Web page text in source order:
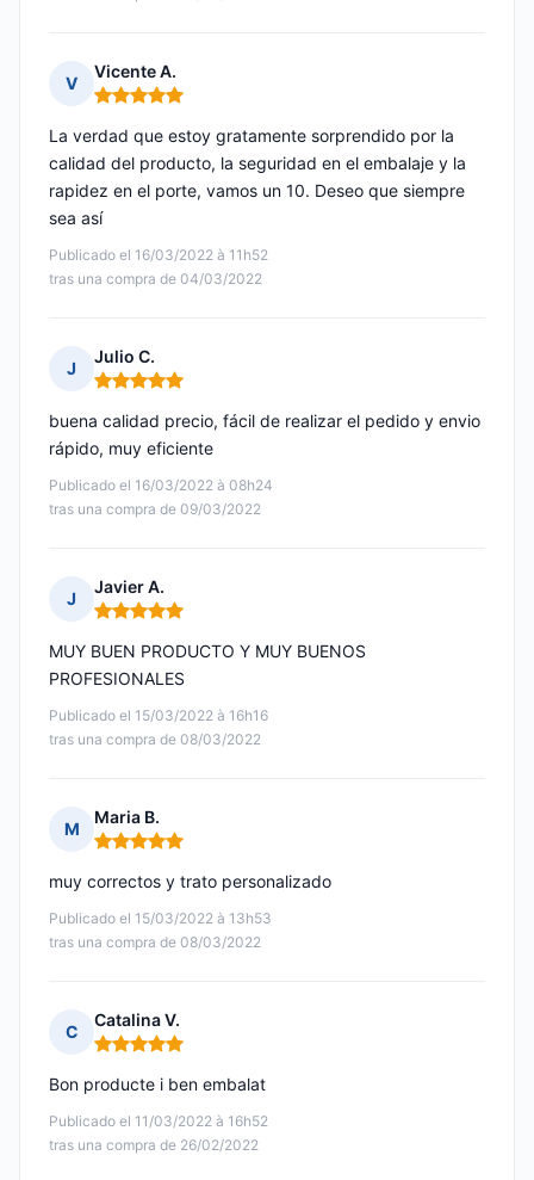
V
Vicente A.
Nota: 5 de 5
Publicado el 16/03/2022 à 11h52
tras una compra de 04/03/2022
La verdad que estoy gratamente sorprendido por la
calidad del producto, la seguridad en el embalaje y la
rapidez en el porte, vamos un 10. Deseo que siempre
sea así
J
Julio C.
Nota: 5 de 5
Publicado el 16/03/2022 à 08h24
tras una compra de 09/03/2022
buena calidad precio, fácil de realizar el pedido y envio
rápido, muy eficiente
J
Javier A.
Nota: 5 de 5
Publicado el 15/03/2022 à 16h16
tras una compra de 08/03/2022
MUY BUEN PRODUCTO Y MUY BUENOS
PROFESIONALES
M
Maria B.
Nota: 5 de 5
Publicado el 15/03/2022 à 13h53
tras una compra de 08/03/2022
muy correctos y trato personalizado
C
Catalina V.
Nota: 5 de 5
Publicado el 11/03/2022 à 16h52
tras una compra de 26/02/2022
Bon producte i ben embalat